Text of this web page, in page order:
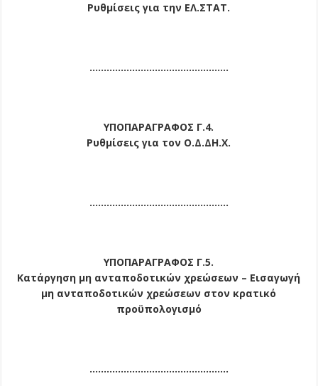
Ρυθμίσεις για την ΕΛ.ΣΤΑΤ.
………………………………………….
ΥΠΟΠΑΡΑΓΡΑΦΟΣ Γ.4.
Ρυθμίσεις για τον Ο.Δ.ΔΗ.Χ.
………………………………………….
ΥΠΟΠΑΡΑΓΡΑΦΟΣ Γ.5.
Κατάργηση μη ανταποδοτικών χρεώσεων – Εισαγωγή
μη ανταποδοτικών χρεώσεων στον κρατικό
προϋπολογισμό
………………………………………….